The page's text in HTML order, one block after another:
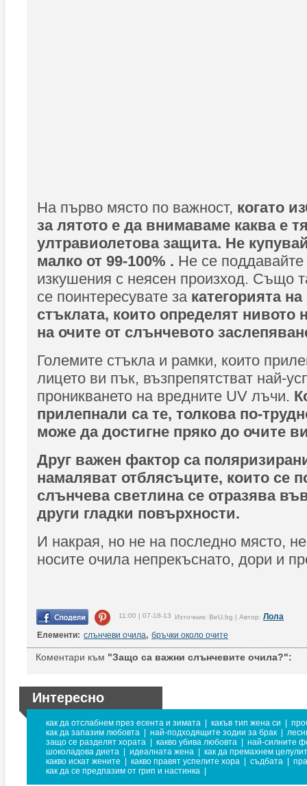
На първо място по важност, когато
за лятото е да внимаваме каква е
ултравиолетова защита. Не
малко от 99-100% . Не се поддавайте
изкушения с неясен произход. Също
се поинтересувате за категорията
стъклата, които определят нивото
на очите от слънчевото
Големите стъкла и рамки, които
лицето ви пък, възпрепятстват най-
проникването на вредните UV лъчи.
прилепнали са те, толкова по-
може да достигне пряко до очите
Друг важен фактор са
намаляват отблясъците, които се
слънчева светлина се отразява
други гладки повърхности.
И накрая, но не на последно място,
носите очила непрекъснато, дори и
11:00 | 07-18-13 Източник: BeU.bg | Автор: Лола
Елементи: слънчеви очила, бръчки около очите
Коментари към "Защо са важни слънчевите очила?":
Интересно
как да отслабнем през есента и зимата какъв тип жена си
как да запазим любовта
най-подходящите зодии за брак
защо се разделят хората
какво убива любовта
най-силните
шоколадова диета
идеалната жена
как да премахнем
какво искат жените
какво правят успелите хора съдбата
как да се предпазим от грип и настинка